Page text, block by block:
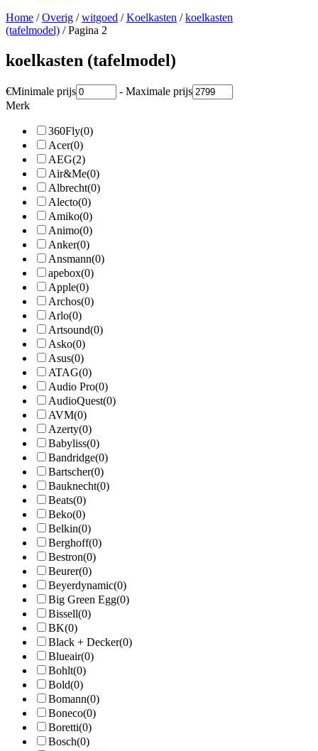
Home /Overig /witgoed /Koelkasten /koelkasten
(tafelmodel) / Pagina 2
koelkasten (tafelmodel)
€Minimale prijs - Maximale prijs
Merk
360Fly(0)
Acer(0)
AEG(2)
Air&Me(0)
Albrecht(0)
Alecto(0)
Amiko(0)
Animo(0)
Anker(0)
Ansmann(0)
apebox(0)
Apple(0)
Archos(0)
Arlo(0)
Artsound(0)
Asko(0)
Asus(0)
ATAG(0)
Audio Pro(0)
AudioQuest(0)
AVM(0)
Azerty(0)
Babyliss(0)
Bandridge(0)
Bartscher(0)
Bauknecht(0)
Beats(0)
Beko(0)
Belkin(0)
Berghoff(0)
Bestron(0)
Beurer(0)
Beyerdynamic(0)
Big Green Egg(0)
Bissell(0)
BK(0)
Black + Decker(0)
Blueair(0)
Bohlt(0)
Bold(0)
Bomann(0)
Boneco(0)
Boretti(0)
Bosch(0)